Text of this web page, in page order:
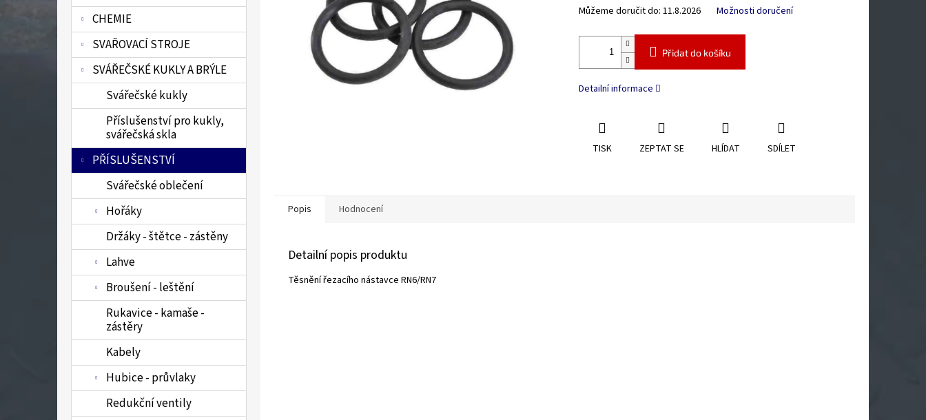
CHEMIE
SVAŘOVACÍ STROJE
SVÁŘEČSKÉ KUKLY A BRÝLE
Svářečské kukly
Příslušenství pro kukly,
svářečská skla
PŘÍSLUŠENSTVÍ
Svářečské oblečení
Hořáky
Držáky - štětce - zástěny
Lahve
Broušení - leštění
Rukavice - kamaše -
zástěry
Kabely
Hubice - průvlaky
Redukční ventily
Můžeme doručit do: 11.8.2026 Možnosti doručení
Přidat do košíku
Detailní informace
TISK ZEPTAT SE HLÍDAT SDÍLET
Popis Hodnocení
Detailní popis produktu
Těsnění řezacího nástavce RN6/RN7